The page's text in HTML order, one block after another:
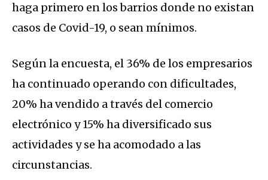
haga primero en los barrios donde no existan
casos de Covid-19, o sean mínimos.
Según la encuesta, el 36% de los empresarios
ha continuado operando con dificultades,
20% ha vendido a través del comercio
electrónico y 15% ha diversificado sus
actividades y se ha acomodado a las
circunstancias.